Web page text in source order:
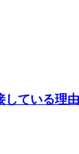
している理由